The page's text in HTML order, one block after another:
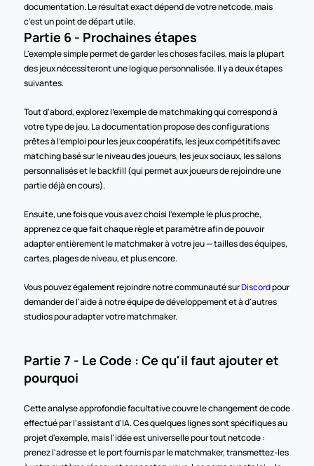
documentation. Le résultat exact dépend de votre netcode, mais
c'est un point de départ utile.
Partie 6 - Prochaines étapes
L'exemple simple permet de garder les choses faciles, mais la plupart
des jeux nécessiteront une logique personnalisée. Il y a deux étapes
suivantes.
Tout d'abord, explorez l'exemple de matchmaking qui correspond à
votre type de jeu. La documentation propose des configurations
prêtes à l'emploi pour les jeux coopératifs, les jeux compétitifs avec
matching basé sur le niveau des joueurs, les jeux sociaux, les salons
personnalisés et le backfill (qui permet aux joueurs de rejoindre une
partie déjà en cours).
Ensuite, une fois que vous avez choisi l'exemple le plus proche,
apprenez ce que fait chaque règle et paramètre afin de pouvoir
adapter entièrement le matchmaker à votre jeu — tailles des équipes,
cartes, plages de niveau, et plus encore.
Vous pouvez également rejoindre notre communauté sur Discord pour
demander de l'aide à notre équipe de développement et à d'autres
studios pour adapter votre matchmaker.
Partie 7 - Le Code : Ce qu'il faut ajouter et
pourquoi
Cette analyse approfondie facultative couvre le changement de code
effectué par l'assistant d'IA. Ces quelques lignes sont spécifiques au
projet d'exemple, mais l'idée est universelle pour tout netcode :
prenez l'adresse et le port fournis par le matchmaker, transmettez-les